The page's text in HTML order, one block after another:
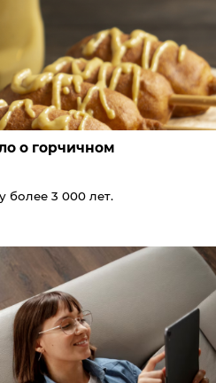
о горчичном
более 3 000 лет.